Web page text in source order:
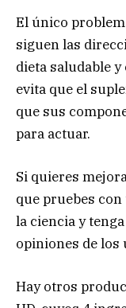
El único
siguen las
dieta saludable
evita que el
que sus
para actuar.
Si quieres
que pruebes
la ciencia y
opiniones de los
Hay otros